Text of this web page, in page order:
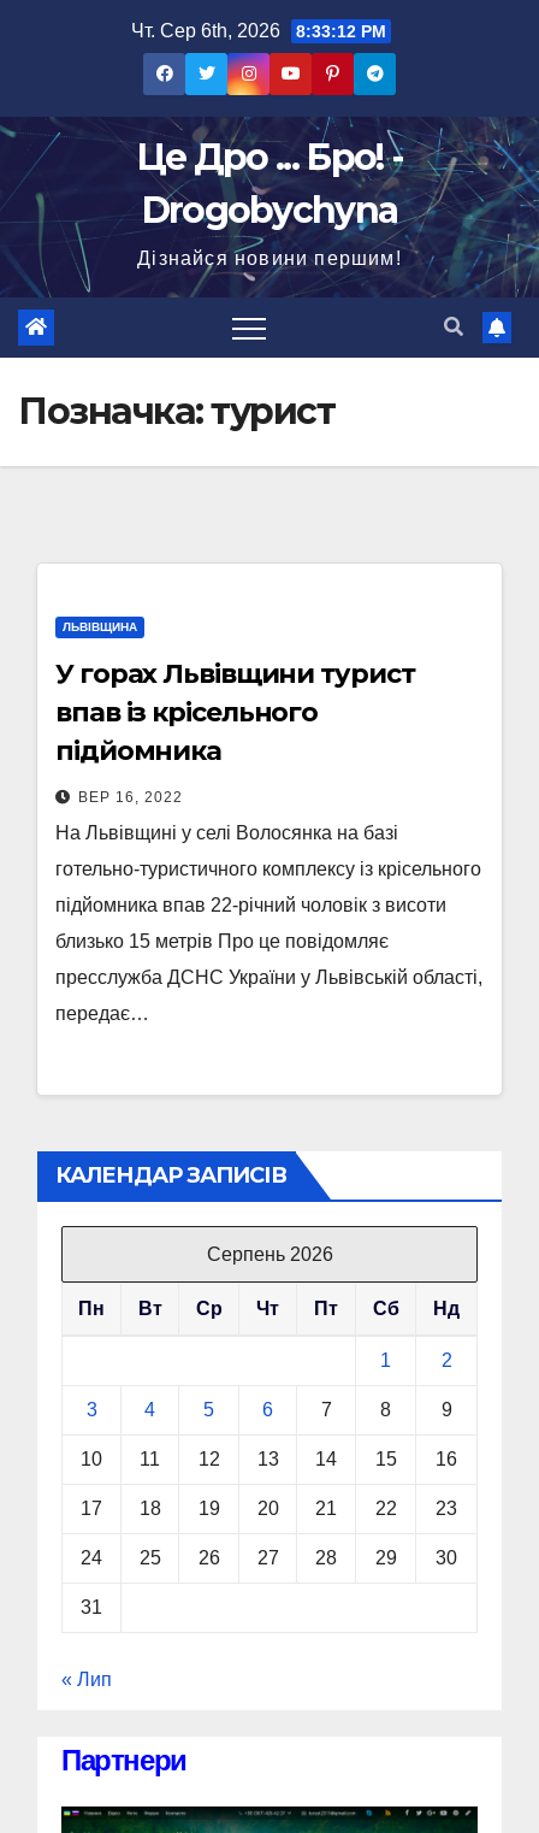
Чт. Сер 6th, 2026 8:33:13 PM
Це Дро ... Бро! -
Drogobychyna
Дізнайся новини першим!
Позначка:турист
ЛЬВІВЩИНА
У горах Львівщини турист
впав із крісельного
підйомника
ВЕР 16, 2022
На Львівщині у селі Волосянка на базі
готельно-туристичного комплексу із крісельного
підйомника впав 22-річний чоловік з висоти
близько 15 метрів Про це повідомляє
пресслужба ДСНС України у Львівській області,
передає…
КАЛЕНДАР ЗАПИСІВ
Серпень 2026
Пн Вт Ср Чт Пт Сб Нд
1 2
3 4 5 6 7 8 9
10 11 12 13 14 15 16
17 18 19 20 21 22 23
24 25 26 27 28 29 30
31
« Лип
Партнери